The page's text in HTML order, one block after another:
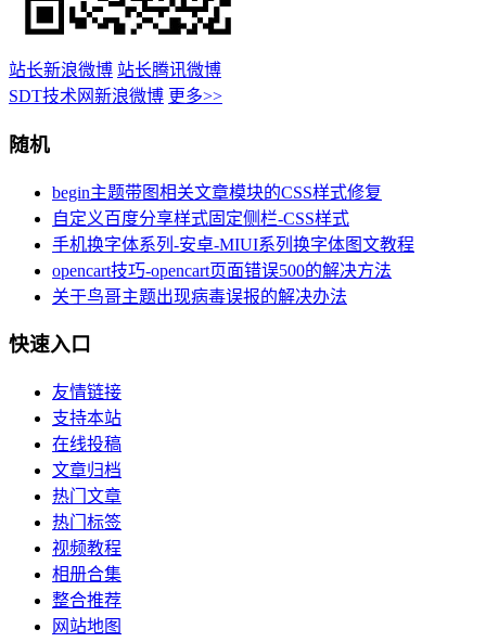
站长新浪微博 站长腾讯微博
SDT技术网新浪微博 更多>>
随机
begin主题带图相关文章模块的CSS样式修复
自定义百度分享样式固定侧栏-CSS样式
手机换字体系列-安卓-MIUI系列换字体图文教程
opencart技巧-opencart页面错误500的解决方法
关于鸟哥主题出现病毒误报的解决办法
快速入口
友情链接
支持本站
在线投稿
文章归档
热门文章
热门标签
视频教程
相册合集
整合推荐
网站地图